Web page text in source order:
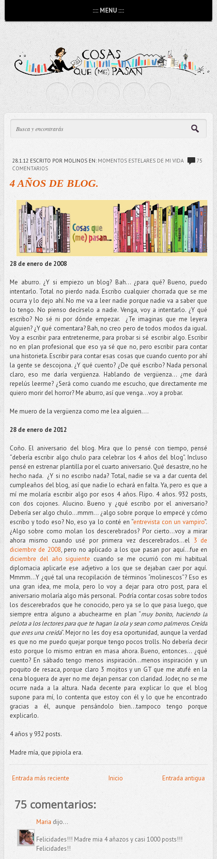
:::: MENU ::::
28.1.12 ESCRITO POR MOLINOS EN: MOMENTOS ESTELARES DE MI VIDA
75
COMENTARIOS
4 AÑOS DE BLOG.
28 de enero de 2008
Me aburro. ¿Y si empiezo un blog? Bah... ¿para qué? Bueno, puedo
intentarlo. Total no pierdo nada. Escribo cualquier chorrada que se me
ocurra y lo dejo ahí. No me va a leer nadie porque nadie va a saber que
lo tengo. No pienso decírselo a nadie. Venga, voy a intentarlo. ¿Y qué
escribo? No sé ni por dónde empezar. ¿Te imaginas que me leyera
alguien? ¿Y qué comentara? Bah, no creo pero de todos modos da igual.
Voy a escribir para entretenerme, para probar si sé escribir algo. Escribir
no en plan profesional que eso ya sé que no, pero escribir para contar
una historieta. Escribir para contar esas cosas que cuando cuento por ahí
la gente se descojona. ¿Y qué cuento? ¿De qué escribo? Nada personal
claro, eso me daría vergüenza. Hablando de vergüenza... ¿me dará
repelús leerme? ¿Será como cuando me escucho, que directamente me
quiero morir del horror? Me aburro, así que venga...voy a probar.
Me muero de la vergüenza como me lea alguien....
28 de enero de 2012
Coño. El aniversario del blog. Mira que lo pensé con tiempo, pensé
“debería escribir algo chulo para celebrar los 4 años del blog”. Incluso
pensé en estrenar plantilla por el cuarto aniversario. Qué desastre, no he
hecho nada. ¿Y si no escribo nada? Total, nadie se va a dar cuenta del
cumpleaños del blog, así que nadie lo echará en falta. Ya, pero es que a
mí me molaría escribir algo por esos 4 años. Flipo. 4 años. 932 posts,
con dos cojones. Alucino. Bueno y ¿qué escribo por el aniversario?
Debería ser algo chulo…mmm... ¿algo sobre porque lo empecé y cómo
escribo y todo eso? No, eso ya lo conté en “entrevista con un vampiro”.
¿Algo sobre como molan los descerebrados? Por cierto…voy a mirar
ahora mismo cuando usé por primera vez descerebrados…el 3 de
diciembre de 2008, pero no aplicado a los que pasan por aquí…fue en
diciembre del año siguiente cuando se me ocurrió con mi habitual
diplomacia aplicarle ese adjetivo a los que se dejaban caer por aquí.
Mmmm...Y ¿qué tal una recopilación de términos “molinescos”? Eso es
una gran idea, me mola, pero lo voy a dejar para otro post, para el
aniversario molaría algo más personal. Podría contar cosas sobre todos
los descerebrados que he conocido, pero ya se lo que pasa luego, que
siempre entra alguno a abuchearme en plan “muy bonito, haciendo la
pelota a los lectores para que te hagan la ola y sean como palmeros. Creída
que eres una creída”. Mejor no les doy esa oportunidad, aunque la verdad
es que no me puedo quejar porque tengo pocos trolls. No debería decir
esto porque lo mismo entran en masa ahora. Bueno, entonces... ¿qué
cuento? En sábado tengo menos inspiración…menos inspiración y un
poquito de resaca, porque claro 3 mojitos y un GT que me atufé en la
cena bloguera de ayer no me dejan pensar con claridad. Joder, no se me
ocurre nada a la altura. Nada decente para explicar lo que el blog
supone para mí, lo contenta que estoy con él y lo que he encontrado
gracias a él, aunque pensándolo bien...tampoco tengo porque
explicarlo.
4 años y 932 posts.
Madre mía, que pipiola era.
Entrada más reciente Entrada antigua
Inicio
75 comentarios:
Maria dijo...
Felicidades!!! Madre mia 4 añazos y casi 1000 posts!!!
Felicidades!!